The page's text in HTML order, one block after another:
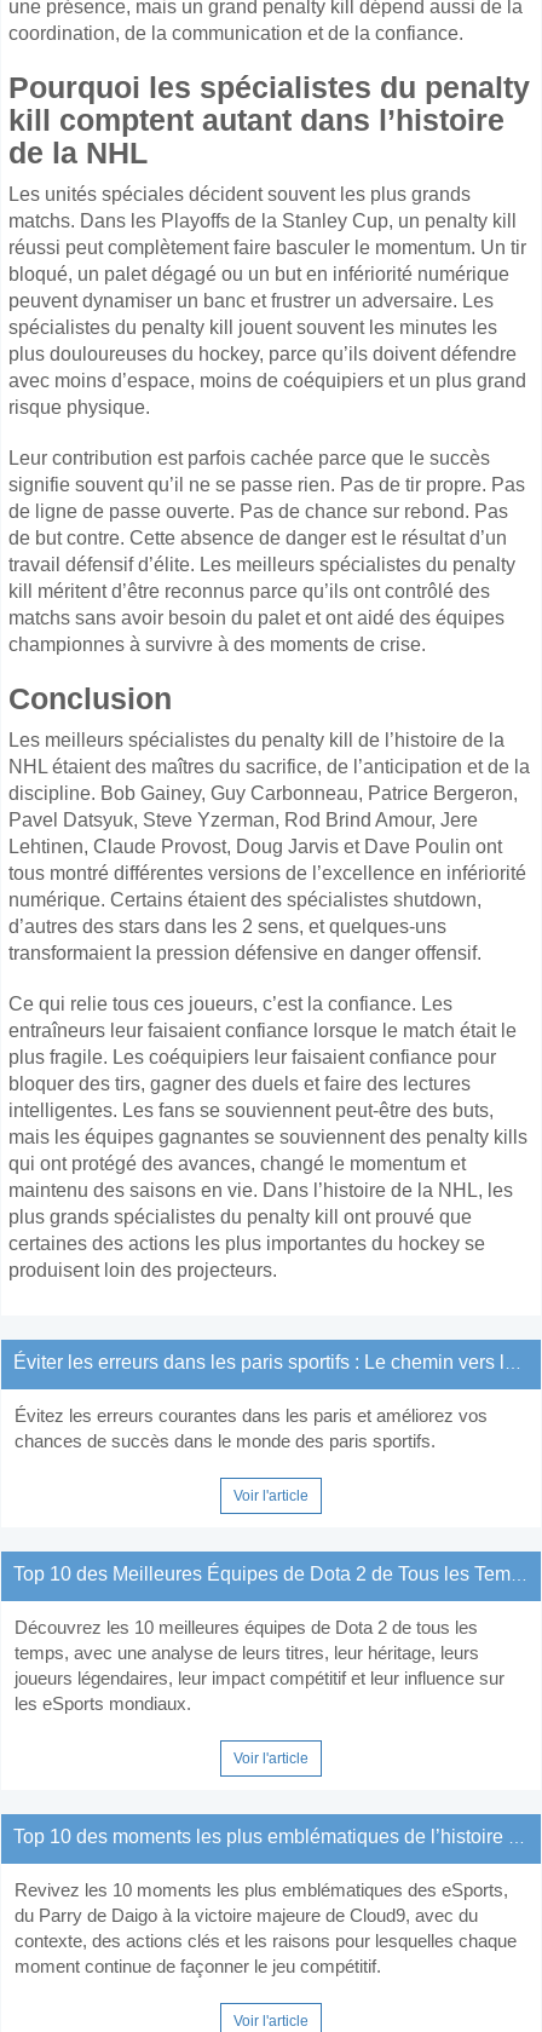
une présence, mais un grand penalty kill dépend aussi de la
coordination, de la communication et de la confiance.
Pourquoi les spécialistes du penalty
kill comptent autant dans l’histoire
de la NHL
Les unités spéciales décident souvent les plus grands
matchs. Dans les Playoffs de la Stanley Cup, un penalty kill
réussi peut complètement faire basculer le momentum. Un tir
bloqué, un palet dégagé ou un but en infériorité numérique
peuvent dynamiser un banc et frustrer un adversaire. Les
spécialistes du penalty kill jouent souvent les minutes les
plus douloureuses du hockey, parce qu’ils doivent défendre
avec moins d’espace, moins de coéquipiers et un plus grand
risque physique.
Leur contribution est parfois cachée parce que le succès
signifie souvent qu’il ne se passe rien. Pas de tir propre. Pas
de ligne de passe ouverte. Pas de chance sur rebond. Pas
de but contre. Cette absence de danger est le résultat d’un
travail défensif d’élite. Les meilleurs spécialistes du penalty
kill méritent d’être reconnus parce qu’ils ont contrôlé des
matchs sans avoir besoin du palet et ont aidé des équipes
championnes à survivre à des moments de crise.
Conclusion
Les meilleurs spécialistes du penalty kill de l’histoire de la
NHL étaient des maîtres du sacrifice, de l’anticipation et de la
discipline. Bob Gainey, Guy Carbonneau, Patrice Bergeron,
Pavel Datsyuk, Steve Yzerman, Rod Brind Amour, Jere
Lehtinen, Claude Provost, Doug Jarvis et Dave Poulin ont
tous montré différentes versions de l’excellence en infériorité
numérique. Certains étaient des spécialistes shutdown,
d’autres des stars dans les 2 sens, et quelques-uns
transformaient la pression défensive en danger offensif.
Ce qui relie tous ces joueurs, c’est la confiance. Les
entraîneurs leur faisaient confiance lorsque le match était le
plus fragile. Les coéquipiers leur faisaient confiance pour
bloquer des tirs, gagner des duels et faire des lectures
intelligentes. Les fans se souviennent peut-être des buts,
mais les équipes gagnantes se souviennent des penalty kills
qui ont protégé des avances, changé le momentum et
maintenu des saisons en vie. Dans l’histoire de la NHL, les
plus grands spécialistes du penalty kill ont prouvé que
certaines des actions les plus importantes du hockey se
produisent loin des projecteurs.
Évitez les erreurs courantes dans les paris et améliorez vos
chances de succès dans le monde des paris sportifs.
Voir l'article
Découvrez les 10 meilleures équipes de Dota 2 de tous les
temps, avec une analyse de leurs titres, leur héritage, leurs
joueurs légendaires, leur impact compétitif et leur influence sur
les eSports mondiaux.
Voir l'article
Revivez les 10 moments les plus emblématiques des eSports,
du Parry de Daigo à la victoire majeure de Cloud9, avec du
contexte, des actions clés et les raisons pour lesquelles chaque
moment continue de façonner le jeu compétitif.
Voir l'article